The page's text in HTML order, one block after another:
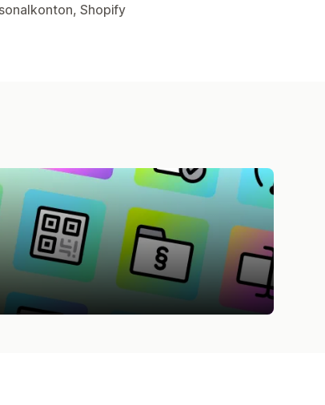
Shopify